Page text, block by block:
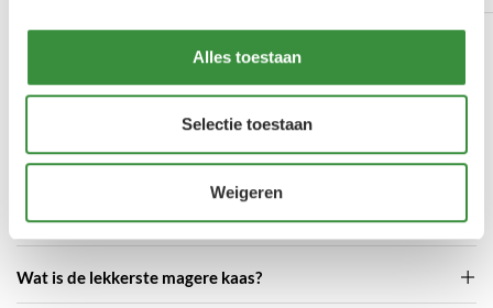
Alles toestaan
Selectie toestaan
Weigeren
Veelgestelde vragen over
magere kaas
Wat is magere kaas?
Is mozzarella magere kaas?
Wat is de lekkerste magere kaas?